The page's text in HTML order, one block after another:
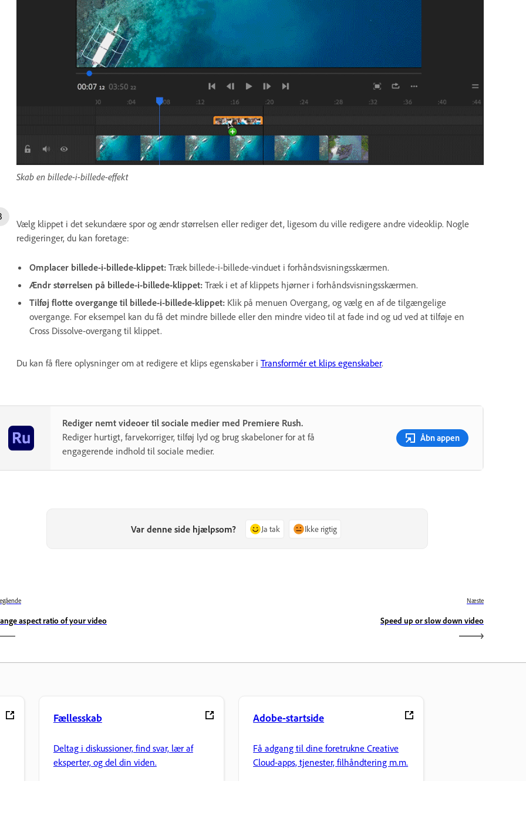
Skab en billede-i-billede-effekt
Vælg klippet i det sekundære spor og ændr størrelsen eller rediger det, ligesom du ville redigere andre videoklip. Nogle
redigeringer, du kan foretage:
Omplacer billede-i-billede-klippet: Træk billede-i-billede-vinduet i forhåndsvisningsskærmen.
Ændr størrelsen på billede-i-billede-klippet: Træk i et af klippets hjørner i forhåndsvisningsskærmen.
Tilføj flotte overgange til billede-i-billede-klippet: Klik på menuen Overgang, og vælg en af de tilgængelige
overgange. For eksempel kan du få det mindre billede eller den mindre video til at fade ind og ud ved at tilføje en
Cross Dissolve-overgang til klippet.
Du kan få flere oplysninger om at redigere et klips egenskaber i Transformér et klips egenskaber.
Rediger nemt videoer til sociale medier med Premiere Rush.
Rediger hurtigt, farvekorriger, tilføj lyd og brug skabeloner for at få
engagerende indhold til sociale medier.
Åbn appen
Var denne side hjælpsom? Ja tak Ikke rigtig
aspect ratio of your video
Næste
Speed up or slow down video
Fællesskab
Deltag i diskussioner, find svar, lær af
eksperter, og del din viden.
Adobe-startside
Få adgang til dine foretrukne Creative
Cloud-apps, tjenester, filhåndtering m.m.